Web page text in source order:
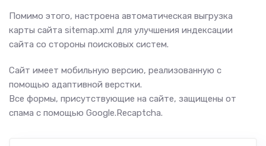
Помимо этого, настроена автоматическая выгрузка
карты сайта sitemap.xml для улучшения индексации
сайта со стороны поисковых систем.
Сайт имеет мобильную версию, реализованную с
помощью адаптивной верстки.
Все формы, присутствующие на сайте, защищены от
спама с помощью Google.Recaptcha.